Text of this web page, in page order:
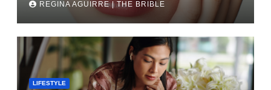
REGINA AGUIRRE | THE BRIBLE
LIFESTYLE